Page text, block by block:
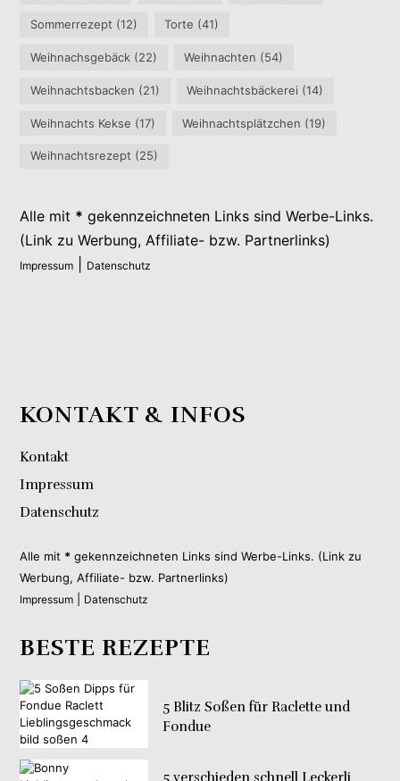
Sommerrezept (12) Torte (41)
Weihnachsgebäck (22) Weihnachten (54)
Weihnachtsbacken (21) Weihnachtsbäckerei (14)
Weihnachts Kekse (17) Weihnachtsplätzchen (19)
Weihnachtsrezept (25)
Alle mit * gekennzeichneten Links sind Werbe-Links.
(Link zu Werbung, Affiliate- bzw. Partnerlinks)
Impressum Datenschutz
KONTAKT & INFOS
Kontakt
Impressum
Datenschutz
Alle mit * gekennzeichneten Links sind Werbe-Links. (Link zu
Werbung, Affiliate- bzw. Partnerlinks)
Impressum Datenschutz
BESTE REZEPTE
5 Blitz Soßen für Raclette und
Fondue
5 verschieden schnell Leckerli